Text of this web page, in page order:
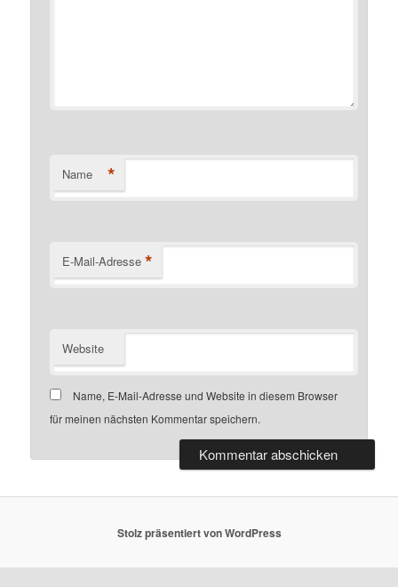
Name *
E-Mail-Adresse *
Website
Name, E-Mail-Adresse und Website in diesem Browser
für meinen nächsten Kommentar speichern.
Stolz präsentiert von WordPress